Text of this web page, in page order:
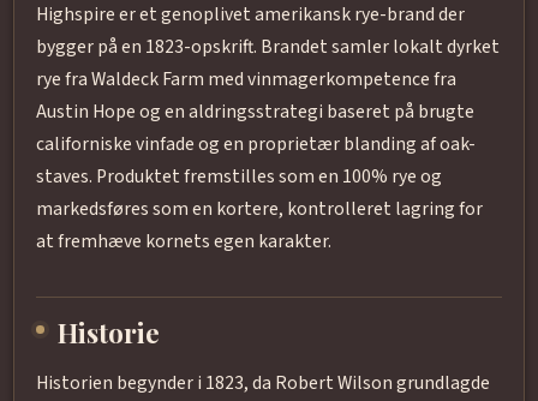
Highspire er et genoplivet amerikansk rye-brand der
bygger på en 1823-opskrift. Brandet samler lokalt dyrket
rye fra Waldeck Farm med vinmagerkompetence fra
Austin Hope og en aldringsstrategi baseret på brugte
californiske vinfade og en proprietær blanding af oak-
staves. Produktet fremstilles som en 100% rye og
markedsføres som en kortere, kontrolleret lagring for
at fremhæve kornets egen karakter.
Historie
Historien begynder i 1823, da Robert Wilson grundlagde